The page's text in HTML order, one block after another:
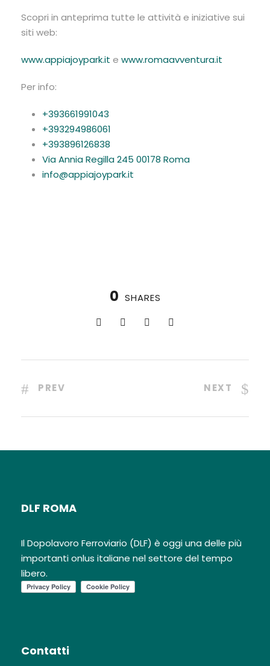
Scopri in anteprima tutte le attività e iniziative sui
siti web:
www.appiajoypark.it e www.romaavventura.it
Per info:
+393661991043
+393294986061
+393896126838
Via Annia Regilla 245 00178 Roma
info@appiajoypark.it
0 SHARES
PREV NEXT
DLF ROMA
Il Dopolavoro Ferroviario (DLF) è oggi una delle più
importanti onlus italiane nel settore del tempo
libero.
Contatti